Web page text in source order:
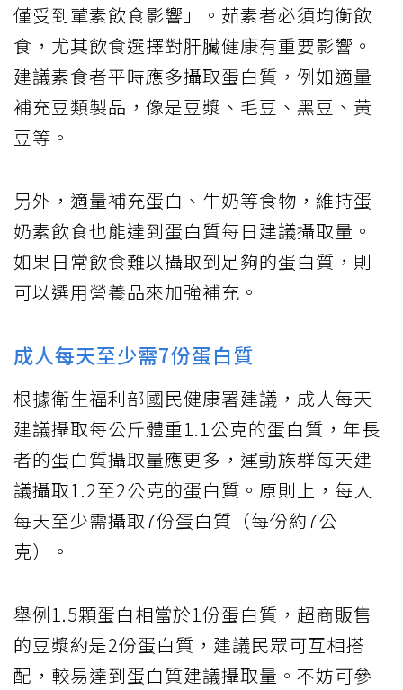
僅受到葷素飲食影響」。茹素者必須均衡飲
食，尤其飲食選擇對肝臟健康有重要影響。
建議素食者平時應多攝取蛋白質，例如適量
補充豆類製品，像是豆漿、毛豆、黑豆、黃
豆等。
另外，適量補充蛋白、牛奶等食物，維持蛋
奶素飲食也能達到蛋白質每日建議攝取量。
如果日常飲食難以攝取到足夠的蛋白質，則
可以選用營養品來加強補充。
成人每天至少需7份蛋白質
根據衛生福利部國民健康署建議，成人每天
建議攝取每公斤體重1.1公克的蛋白質，年長
者的蛋白質攝取量應更多，運動族群每天建
議攝取1.2至2公克的蛋白質。原則上，每人
每天至少需攝取7份蛋白質（每份約7公
克）。
舉例1.5顆蛋白相當於1份蛋白質，超商販售
的豆漿約是2份蛋白質，建議民眾可互相搭
配，較易達到蛋白質建議攝取量。不妨可參